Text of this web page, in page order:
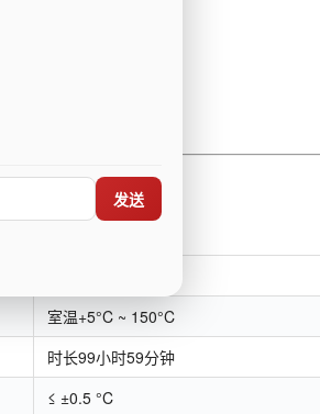
室温+5°C ~ 150°C
时长99小时59分钟
≤ ±0.5 °C
发送